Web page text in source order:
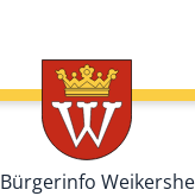
Bürgerinfo